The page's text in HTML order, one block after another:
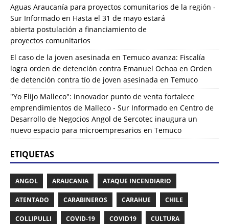
Aguas Araucanía para proyectos comunitarios de la región -
Sur Informado en Hasta el 31 de mayo estará
abierta postulación a financiamiento de
proyectos comunitarios
El caso de la joven asesinada en Temuco avanza: Fiscalía
logra orden de detención contra Emanuel Ochoa en Orden
de detención contra tío de joven asesinada en Temuco
"Yo Elijo Malleco": innovador punto de venta fortalece
emprendimientos de Malleco - Sur Informado en Centro de
Desarrollo de Negocios Angol de Sercotec inaugura un
nuevo espacio para microempresarios en Temuco
ETIQUETAS
ANGOL ARAUCANIA ATAQUE INCENDIARIO
ATENTADO CARABINEROS CARAHUE CHILE
COLLIPULLI COVID-19 COVID19 CULTURA